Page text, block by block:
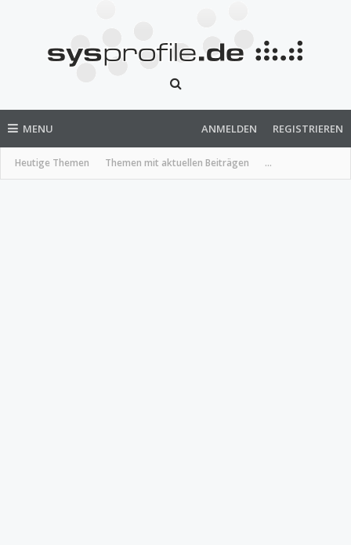
MENU
Heutige Themen Themen mit aktuellen Beiträgen ...
ANMELDEN REGISTRIEREN